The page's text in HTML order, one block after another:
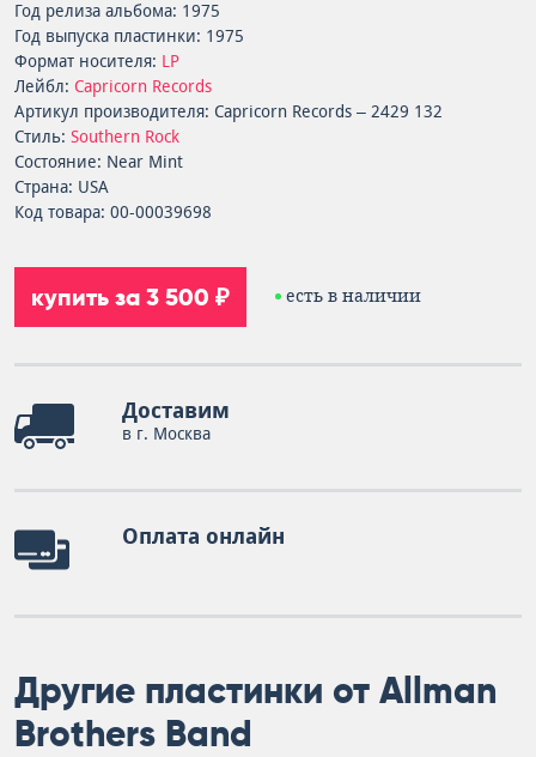
Год релиза альбома: 1975
Год выпуска пластинки: 1975
Формат носителя: LP
Лейбл: Capricorn Records
Артикул производителя: Capricorn Records – 2429 132
Стиль: Southern Rock
Состояние: Near Mint
Страна: USA
Код товара: 00-00039698
купить за 3 500 ₽ есть в наличии
Доставим
в г. Москва
Оплата онлайн
Другие пластинки от Allman
Brothers Band